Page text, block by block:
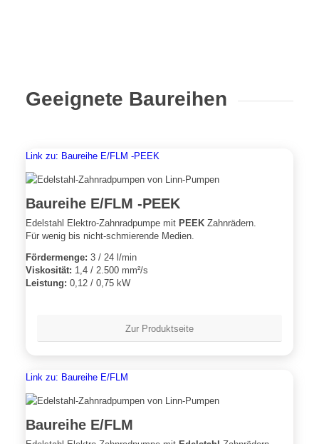
Geeignete Baureihen
Link zu: Baureihe E/FLM -PEEK
Baureihe E/FLM -PEEK
Edelstahl Elektro-Zahnradpumpe mitPEEKZahnrädern.
Für wenig bis nicht-schmierende Medien.
Fördermenge: 3 / 24 l/min
Viskosität: 1,4 / 2.500 mm²/s
Leistung: 0,12 / 0,75 kW
Zur Produktseite
Link zu: Baureihe E/FLM
Baureihe E/FLM